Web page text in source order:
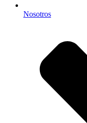
Nosotros